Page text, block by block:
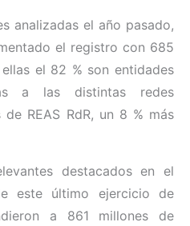
analizadas el año pasado,
el registro con 685
el 82 % son entidades
a las distintas redes
REAS RdR, un 8 % más
destacados en el
este último ejercicio de
a 861 millones de